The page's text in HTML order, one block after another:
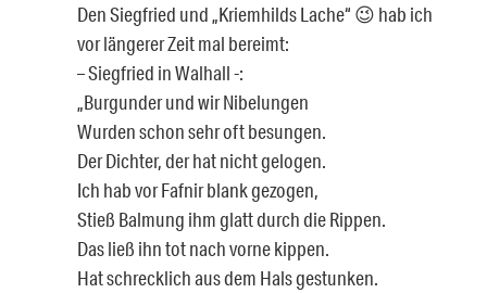
Den Siegfried und „Kriemhilds Lache“ 😉 hab ich
vor längerer Zeit mal bereimt:
– Siegfried in Walhall -:
„Burgunder und wir Nibelungen
Wurden schon sehr oft besungen.
Der Dichter, der hat nicht gelogen.
Ich hab vor Fafnir blank gezogen,
Stieß Balmung ihm glatt durch die Rippen.
Das ließ ihn tot nach vorne kippen.
Hat schrecklich aus dem Hals gestunken.